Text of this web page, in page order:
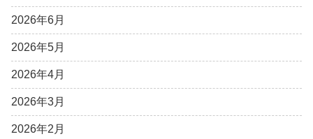
2026年6月
2026年5月
2026年4月
2026年3月
2026年2月